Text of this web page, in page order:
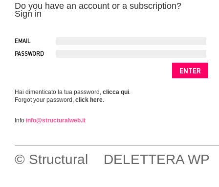
Do you have an account or a subscription?
Sign in
EMAIL
PASSWORD
Hai dimenticato la tua password, clicca qui.
Forgot your password, click here.
Info info@structuralweb.it
© Structural DELETTERA WP